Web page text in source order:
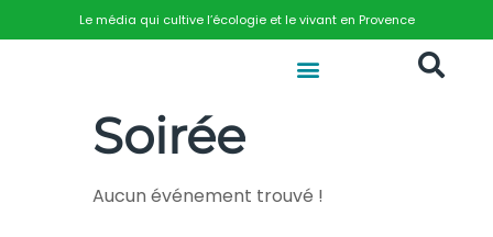
Le média qui cultive l’écologie et le vivant en Provence
Soirée
Aucun événement trouvé !